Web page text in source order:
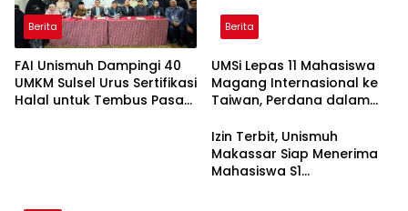
Berita
FAI Unismuh Dampingi 40
UMKM Sulsel Urus Sertifikasi
Halal untuk Tembus Pasar
Berita
UMSi Lepas 11 Mahasiswa
Magang Internasional ke
Taiwan, Perdana dalam
Izin Terbit, Unismuh
Makassar Siap Menerima
Mahasiswa S1